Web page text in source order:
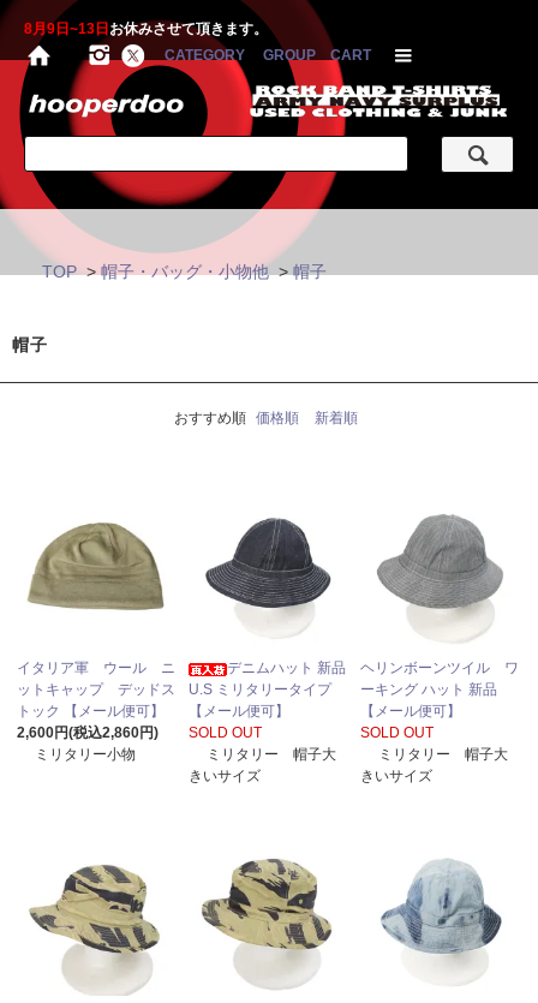
8月9日~13日 お休みさせて頂きます。
CATEGORY
GROUP CART
TOP >帽子・バッグ・小物他 >帽子
帽子
おすすめ順 価格順 新着順
イタリア軍 ウール ニ
ットキャップ デッドス
トック 【メール便可】
2,600円(税込2,860円)
ミリタリー小物
デニムハット 新品
U.S ミリタリータイプ
【メール便可】
SOLD OUT
ミリタリー 帽子大
きいサイズ
ヘリンボーンツイル ワ
ーキング ハット 新品
【メール便可】
SOLD OUT
ミリタリー 帽子大
きいサイズ